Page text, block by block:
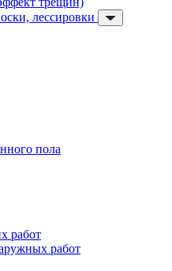
лессировки
пола
работ
работ